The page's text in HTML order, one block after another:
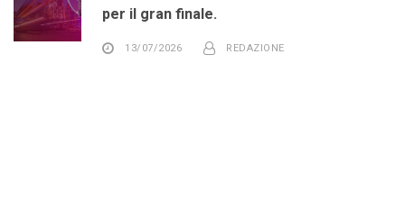
per il gran finale.
13/07/2026 REDAZIONE